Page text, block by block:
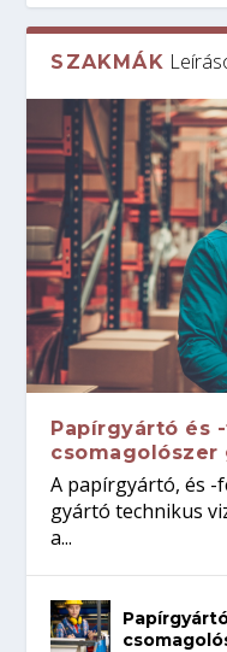
SZAKMÁK
Papírgyártó és
A papírgyártó, és -
gyártó technikus
a...